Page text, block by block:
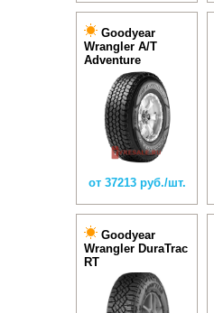
Goodyear
Wrangler A/T
Adventure
от 37213 руб./шт.
Goodyear
Wrangler DuraTrac
RT